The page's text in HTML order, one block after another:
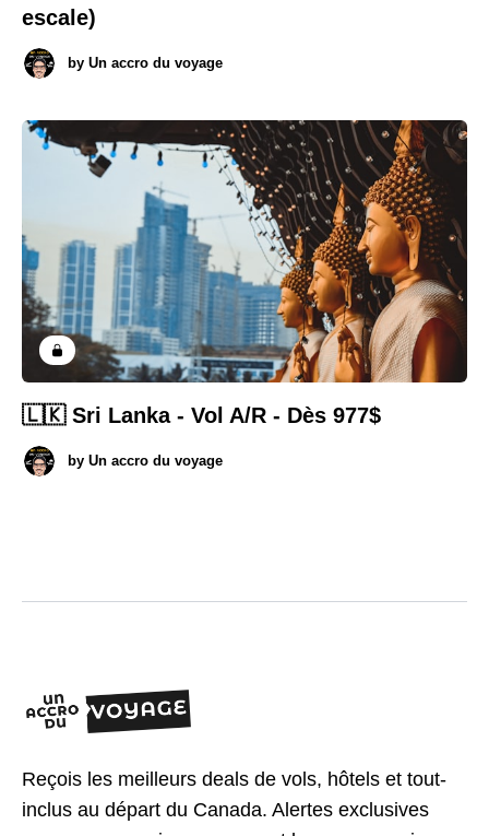
escale)
by Un accro du voyage
🇱🇰 Sri Lanka - Vol A/R - Dès 977$
by Un accro du voyage
Reçois les meilleurs deals de vols, hôtels et tout-
inclus au départ du Canada. Alertes exclusives